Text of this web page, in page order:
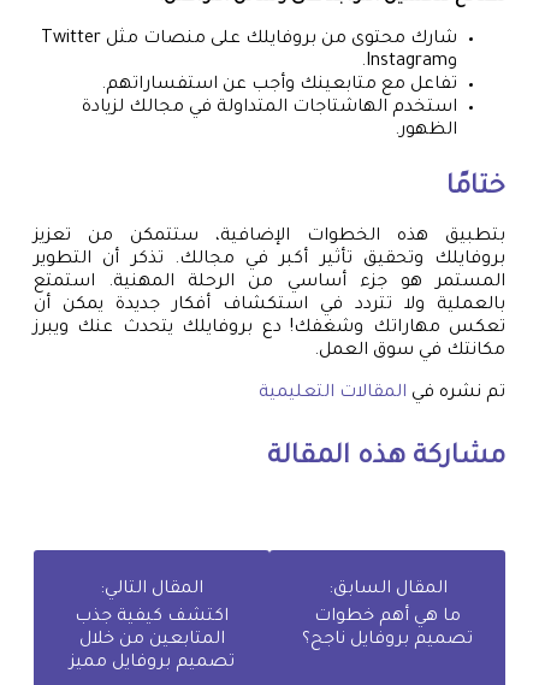
شارك محتوى من بروفايلك على منصات مثل Twitter
وInstagram.
تفاعل مع متابعينك وأجب عن استفساراتهم.
استخدم الهاشتاجات المتداولة في مجالك لزيادة
الظهور.
ختامًا
بتطبيق هذه الخطوات الإضافية، ستتمكن من تعزيز
بروفايلك وتحقيق تأثير أكبر في مجالك. تذكر أن التطوير
المستمر هو جزء أساسي من الرحلة المهنية. استمتع
بالعملية ولا تتردد في استكشاف أفكار جديدة يمكن أن
تعكس مهاراتك وشغفك! دع بروفايلك يتحدث عنك ويبرز
مكانتك في سوق العمل.
تم نشره في المقالات التعليمية
مشاركة هذه المقالة
المقال السابق:
ما هي أهم خطوات
تصميم بروفايل ناجح؟
المقال التالي:
اكتشف كيفية جذب
المتابعين من خلال
تصميم بروفايل مميز